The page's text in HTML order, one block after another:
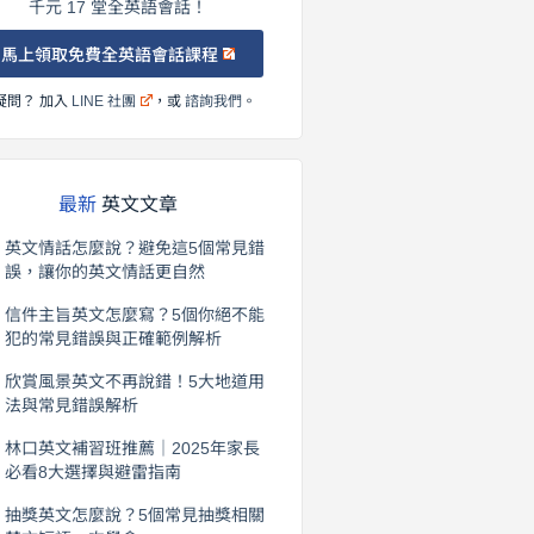
千元 17 堂全英語會話！
馬上領取免費全英語會話課程
問？ 加入 LINE 社團 ，或諮詢我們 。
最新英文文章
英文情話怎麼說？避免這5個常見錯
誤，讓你的英文情話更自然
信件主旨英文怎麼寫？5個你絕不能
犯的常見錯誤與正確範例解析
欣賞風景英文不再說錯！5大地道用
法與常見錯誤解析
林口英文補習班推薦｜2025年家長
必看8大選擇與避雷指南
抽獎英文怎麼說？5個常見抽獎相關